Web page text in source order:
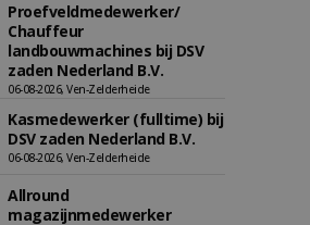
Proefveldmedewerker/
Chauffeur
landbouwmachines bij DSV
zaden Nederland B.V.
06-08-2026, Ven-Zelderheide
Kasmedewerker (fulltime) bij
DSV zaden Nederland B.V.
06-08-2026, Ven-Zelderheide
Allround
magazijnmedewerker